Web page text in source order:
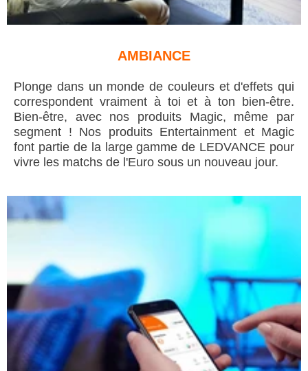
AMBIANCE
Plonge dans un monde de couleurs et d'effets qui
correspondent vraiment à toi et à ton bien-être.
Bien-être, avec nos produits Magic, même par
segment ! Nos produits Entertainment et Magic
font partie de la large gamme de LEDVANCE pour
vivre les matchs de l'Euro sous un nouveau jour.